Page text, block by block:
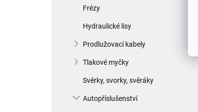
Frézy
Hydraulické lisy
Prodlužovací kabely
Tlakové myčky
Svěrky, svorky, svěráky
Autopříslušenství